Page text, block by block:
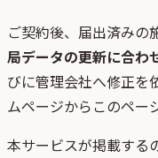
ご契約後、 届出済みの
局データの更新に合わ
びに管理会社へ修正を
ムページからこのペー
本サービスが掲載する